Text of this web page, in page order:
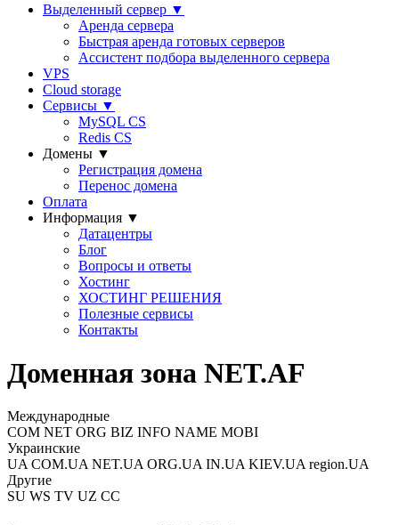
Выделенный сервер ▼
Аренда сервера
Быстрая аренда готовых серверов
Ассистент подбора выделенного сервера
VPS
Cloud storage
Сервисы ▼
MySQL CS
Redis CS
Домены ▼
Регистрация домена
Перенос домена
Оплата
Информация ▼
Датацентры
Блог
Вопросы и ответы
Хостинг
ХОСТИНГ РЕШЕНИЯ
Полезные сервисы
Контакты
Доменная зона NET.AF
Международные
COM NET ORG BIZ INFO NAME MOBI
Украинские
UA COM.UA NET.UA ORG.UA IN.UA KIEV.UA region.UA
Другие
SU WS TV UZ CC